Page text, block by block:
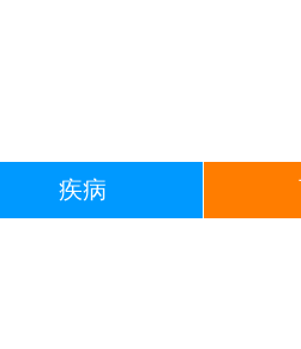
疾病